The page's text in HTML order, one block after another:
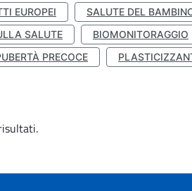
EUROPEI SALUTE DEL
SALUTE
BIOMONITORAGGIO
PRECOCE